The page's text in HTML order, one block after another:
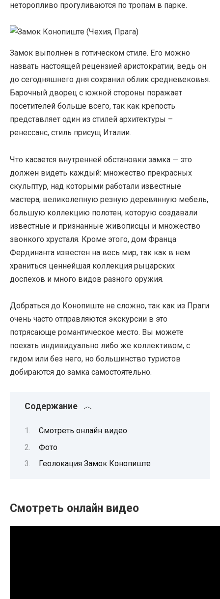
неторопливо прогуливаются по тропам в парке.
Замок выполнен в готическом стиле. Его можно
назвать настоящей рецензией аристократии, ведь он
до сегодняшнего дня сохранил облик средневековья.
Барочный дворец с южной стороны поражает
посетителей больше всего, так как крепость
представляет один из стилей архитектуры –
ренессанс, стиль присущ Италии.
Что касается внутренней обстановки замка — это
должен видеть каждый: множество прекрасных
скульптур, над которыми работали известные
мастера, великолепную резную деревянную мебель,
большую коллекцию полотен, которую создавали
известные и признанные живописцы и множество
звонкого хрусталя. Кроме этого, дом Франца
Фердинанта известен на весь мир, так как в нем
храниться ценнейшая коллекция рыцарских
доспехов и много видов разного оружия.
Добраться до Конопиште не сложно, так как из Праги
очень часто отправляются экскурсии в это
потрясающе романтическое место. Вы можете
поехать индивидуально либо же коллективом, с
гидом или без него, но большинство туристов
добираются до замка самостоятельно.
Содержание
Смотреть онлайн видео
Фото
Геолокация Замок Конопиште
Смотреть онлайн видео